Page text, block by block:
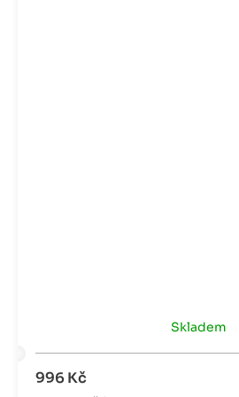
Skladem
996 Kč